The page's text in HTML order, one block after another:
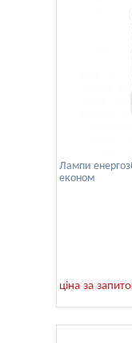
Лампи
економ
ціна за